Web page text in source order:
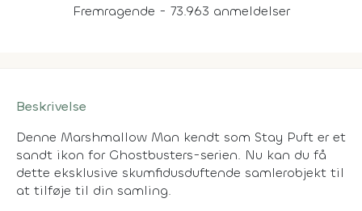
Fremragende - 73.963 anmeldelser
Beskrivelse
Denne Marshmallow Man kendt som Stay Puft er et
sandt ikon for Ghostbusters-serien. Nu kan du få
dette eksklusive skumfidusduftende samlerobjekt til
at tilføje til din samling.